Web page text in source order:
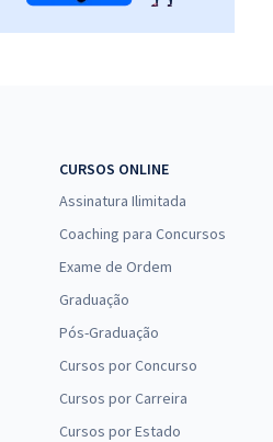
CURSOS ONLINE
Assinatura Ilimitada
Coaching para Concursos
Exame de Ordem
Graduação
Pós-Graduação
Cursos por Concurso
Cursos por Carreira
Cursos por Estado